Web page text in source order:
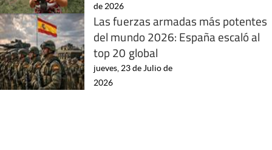
de 2026
Las fuerzas armadas más potentes
del mundo 2026: España escaló al
top 20 global
jueves, 23 de Julio de
2026